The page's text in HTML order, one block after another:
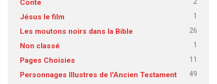
Conte 2
Jésus le film 1
Les moutons noirs dans la Bible 26
Non classé 1
Pages Choisies 11
Personnages Illustres de l'Ancien Testament 49